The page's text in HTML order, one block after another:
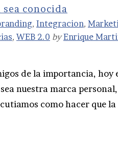
sea conocida
, Integracion,
, WEB 2.0 byEnrique
de la importancia,
nuestra marca
como hacer que